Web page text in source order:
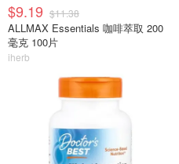
$9.19 $11.38
ALLMAX Essentials 咖啡萃取 200
毫克 100片
iherb